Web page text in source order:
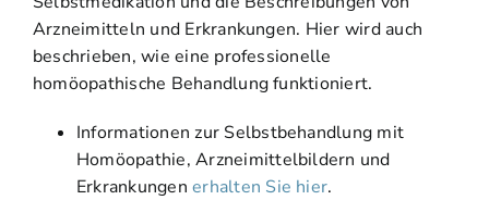
Arzneimitteln und Erkrankungen. Hier wird auch
beschrieben, wie eine professionelle
homöopathische Behandlung funktioniert.
Informationen zur Selbstbehandlung mit
Homöopathie, Arzneimittelbildern und
Erkrankungenerhalten Sie hier.